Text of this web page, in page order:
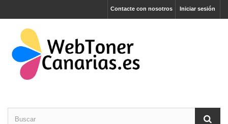
Iniciar sesión
Contacte con nosotros